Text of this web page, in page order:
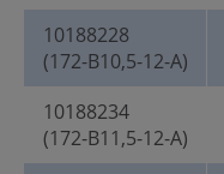
10188228
(172-B10,5-12-A)
10188234
(172-B11,5-12-A)